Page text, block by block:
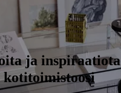
ja inspiraatiota
kotitoimistoosi